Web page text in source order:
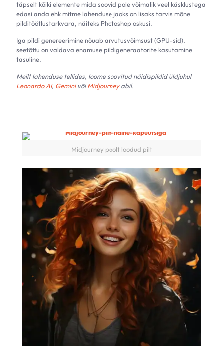
täpselt kõiki elemente mida soovid pole võimalik veel käsklustega
edasi anda ehk mitme lahenduse jaoks on lisaks tarvis mõne
pilditöötlustarkvara, näiteks Photoshop oskusi.
Iga pildi genereerimine nõuab arvutusvõimsust (GPU-sid),
seetõttu on valdava enamuse pildigeneraatorite kasutamine
tasuline.
Meilt lahenduse tellides, loome soovitud näidispildid üldjuhul
Leonardo AI, GeminivõiMidjourneyabil.
Midjourney poolt loodud pilt